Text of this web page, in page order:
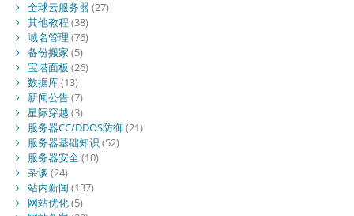
全球云服务器 (27)
其他教程 (38)
域名管理 (76)
备份搬家 (5)
宝塔面板 (26)
数据库(13)
新闻公告(7)
星际穿越 (3)
服务器CC/DDOS防御(21)
服务器基础知识 (52)
服务器安全(10)
杂谈 (24)
站内新闻 (137)
网站优化(5)